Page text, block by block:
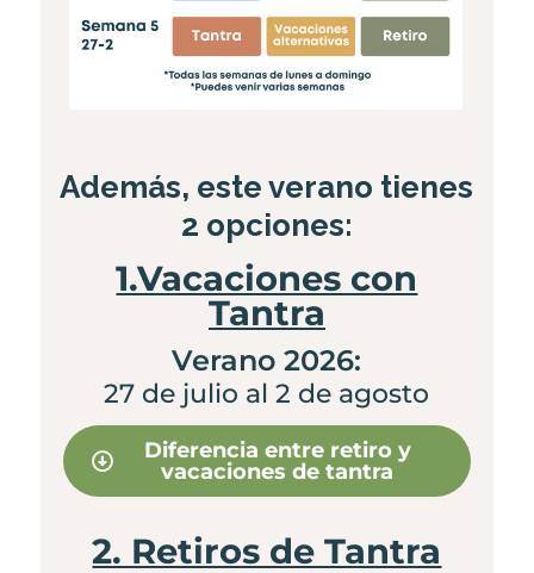
Además, este verano tienes
2 opciones:
1.Vacaciones con
Tantra
Verano 2026:
27 de julio al 2 de agosto
Diferencia entre retiro y
vacaciones de tantra
2. Retiros de Tantra